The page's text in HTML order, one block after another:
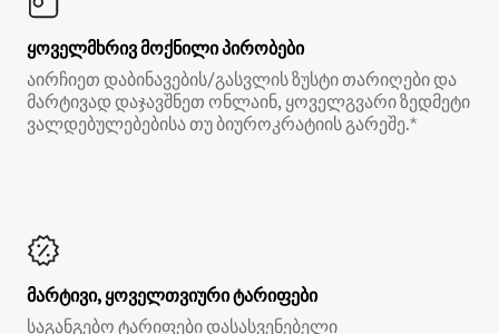
ყოველმხრივ მოქნილი პირობები
აირჩიეთ დაბინავების/გასვლის ზუსტი თარიღები და
მარტივად დაჯავშნეთ ონლაინ, ყოველგვარი ზედმეტი
ვალდებულებებისა თუ ბიუროკრატიის გარეშე.*
მარტივი, ყოველთვიური ტარიფები
საგანგებო ტარიფები დასასვენებელი